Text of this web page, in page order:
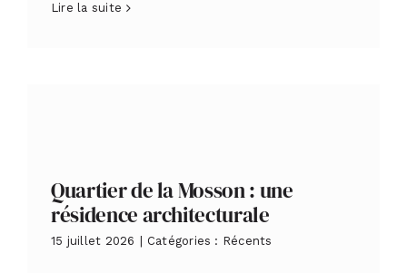
Lire la suite
Quartier de la Mosson : une
résidence architecturale
15 juillet 2026 Catégories : Récents